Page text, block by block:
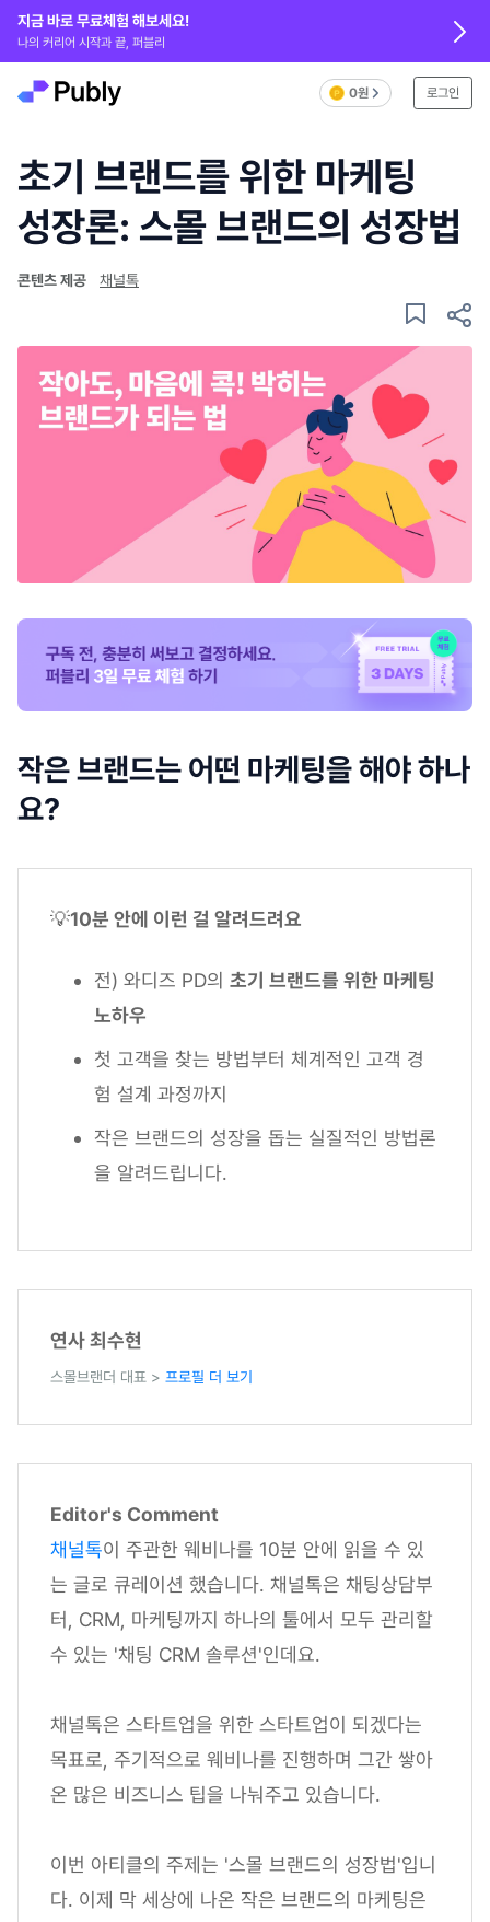
지금 바로 무료체험 해보세요!
나의 커리어 시작과 끝, 퍼블리
0원 로그인
초기 브랜드를 위한 마케팅
성장론: 스몰 브랜드의 성장법
콘텐츠 제공 채널톡
작은 브랜드는 어떤 마케팅을 해야 하나
요?
💡10분 안에 이런 걸 알려드려요
전) 와디즈 PD의 초기 브랜드를 위한 마케팅
노하우
첫 고객을 찾는 방법부터 체계적인 고객 경
험 설계 과정까지
작은 브랜드의 성장을 돕는 실질적인 방법론
을 알려드립니다.
연사 최수현
스몰브랜더 대표 > 프로필 더 보기
Editor's Comment
채널톡이 주관한 웨비나를 10분 안에 읽을 수 있
는 글로 큐레이션 했습니다. 채널톡은 채팅상담부
터, CRM, 마케팅까지 하나의 툴에서 모두 관리할
수 있는 '채팅 CRM 솔루션'인데요.
채널톡은 스타트업을 위한 스타트업이 되겠다는
목표로, 주기적으로 웨비나를 진행하며 그간 쌓아
온 많은 비즈니스 팁을 나눠주고 있습니다.
이번 아티클의 주제는 '스몰 브랜드의 성장법'입니
다. 이제 막 세상에 나온 작은 브랜드의 마케팅은